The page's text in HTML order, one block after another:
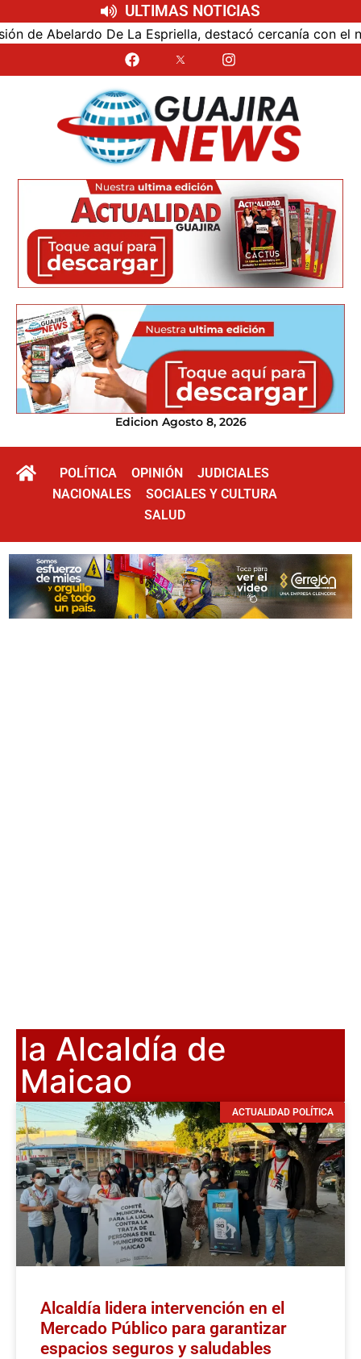
ULTIMAS NOTICIAS
De La Espriella, destacó cercanía con el nuevo
Edicion Agosto 8, 2026
POLÍTICA OPINIÓN
JUDICIALES
NACIONALES
SOCIALES Y CULTURA
SALUD
la Alcaldía de
Maicao
ACTUALIDAD POLÍTICA
Alcaldía lidera intervención en el
Mercado Público para garantizar
espacios seguros y saludables